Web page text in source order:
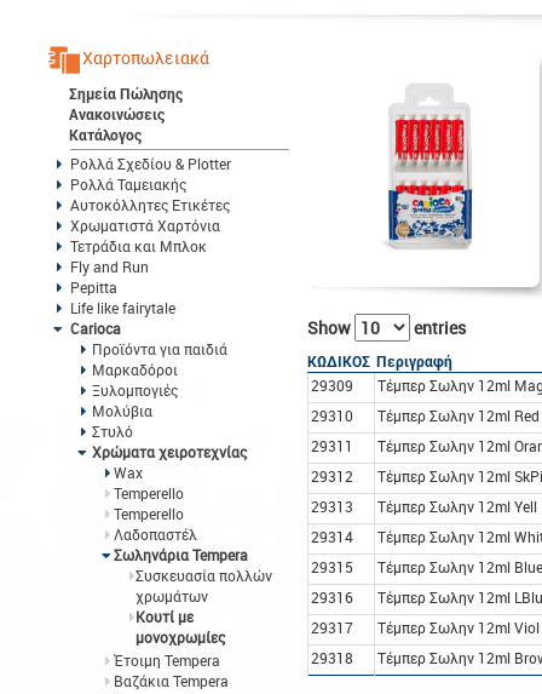
Χαρτοπωλειακά
Σημεία Πώλησης
Ανακοινώσεις
Κατάλογος
Ρολλά Σχεδίου & Plotter
Ρολλά Ταμειακής
Αυτοκόλλητες Ετικέτες
Χρωματιστά Χαρτόνια
Τετράδια και Μπλοκ
Fly and Run
Pepitta
Life like fairytale
Carioca
Προϊόντα για παιδιά
Μαρκαδόροι
Ξυλομπογιές
Μολύβια
Στυλό
Χρώματα χειροτεχνίας
Wax
Temperello
Temperello
Λαδοπαστέλ
Σωληνάρια Tempera
Συσκευασία πολλών
χρωμάτων
Kουτί με
μονοχρωμίες
Έτοιμη Tempera
Βαζάκια Tempera
Show entries
ΚΩΔΙΚΟΣ Περιγραφή
29309
Τέμπερ Σωλην 12ml
29310
Τέμπερ Σωλην 12ml
29311
Τέμπερ Σωλην 12ml
29312
Τέμπερ Σωλην 12ml
29313
Τέμπερ Σωλην 12ml Yell
29314
Τέμπερ Σωλην 12ml
29315
Τέμπερ Σωλην 12ml
29316
Τέμπερ Σωλην 12ml
29317
Τέμπερ Σωλην 12ml
29318
Τέμπερ Σωλην 12ml